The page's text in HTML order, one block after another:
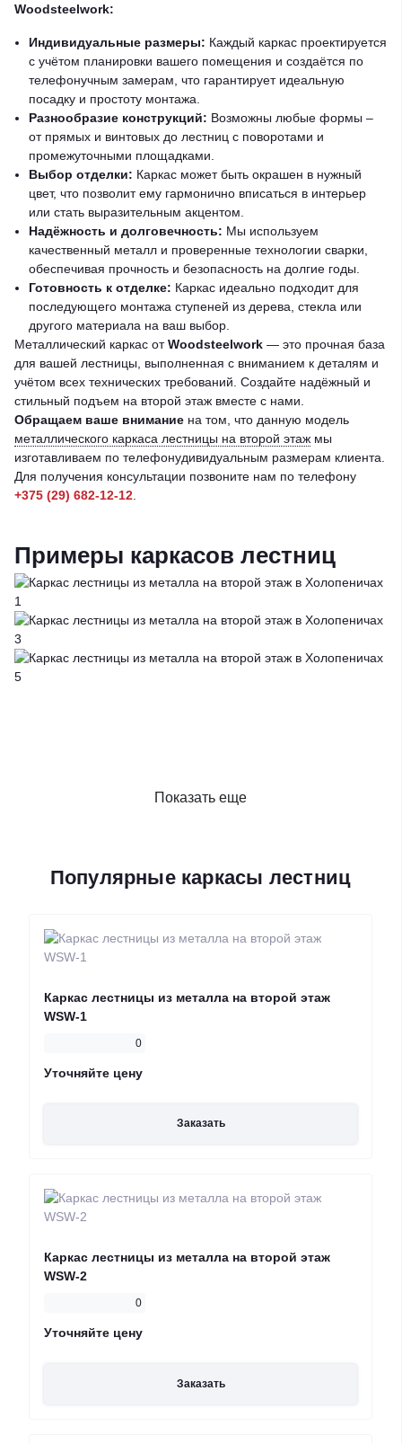
Woodsteelwork:
Индивидуальные размеры: Каждый каркас проектируется
с учётом планировки вашего помещения и создаётся по
телефонучным замерам, что гарантирует идеальную
посадку и простоту монтажа.
Разнообразие конструкций: Возможны любые формы –
от прямых и винтовых до лестниц с поворотами и
промежуточными площадками.
Выбор отделки: Каркас может быть окрашен в нужный
цвет, что позволит ему гармонично вписаться в интерьер
или стать выразительным акцентом.
Надёжность и долговечность: Мы используем
качественный металл и проверенные технологии сварки,
обеспечивая прочность и безопасность на долгие годы.
Готовность к отделке: Каркас идеально подходит для
последующего монтажа ступеней из дерева, стекла или
другого материала на ваш выбор.
Металлический каркас отWoodsteelwork — это прочная база
для вашей лестницы, выполненная с вниманием к деталям и
учётом всех технических требований. Создайте надёжный и
стильный подъем на второй этаж вместе с нами.
Обращаем ваше внимание на том, что данную модель
металлического каркаса лестницы на второй этаж мы
изготавливаем по телефонудивидуальным размерам клиента.
Для получения консультации позвоните нам по телефону
+375 (29) 682-12-12
Примеры каркасов лестниц
Показать еще
Популярные каркасы лестниц
Каркас лестницы из металла на второй этаж
WSW-1
0
Уточняйте цену
Заказать
Каркас лестницы из металла на второй этаж
WSW-2
0
Уточняйте цену
Заказать